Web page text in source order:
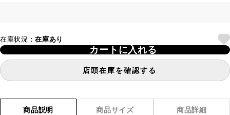
在庫状況：在庫あり
カートに入れる
店頭在庫を確認する
商品説明 商品サイズ 商品詳細